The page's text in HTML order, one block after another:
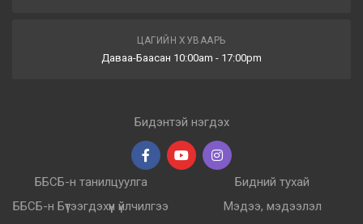
ЦАГИЙН ХУВААРЬ
Даваа-Баасан 10:00am - 17:00pm
Бидэнтэй нэгдэх
ББСБ-н танилцуулга
ББСБ-н Бүтээгдэхүүн үйлчилгээ
Бидний тухай
Мэдээ, мэдээлэл